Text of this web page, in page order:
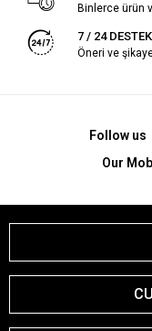
Binlerce ürün
7 / 24 DESTEK
Öneri ve
Follow us
Our